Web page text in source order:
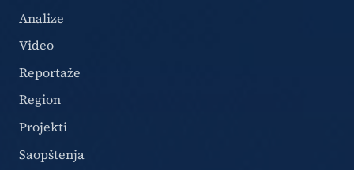
Analize
Video
Reportaže
Region
Projekti
Saopštenja